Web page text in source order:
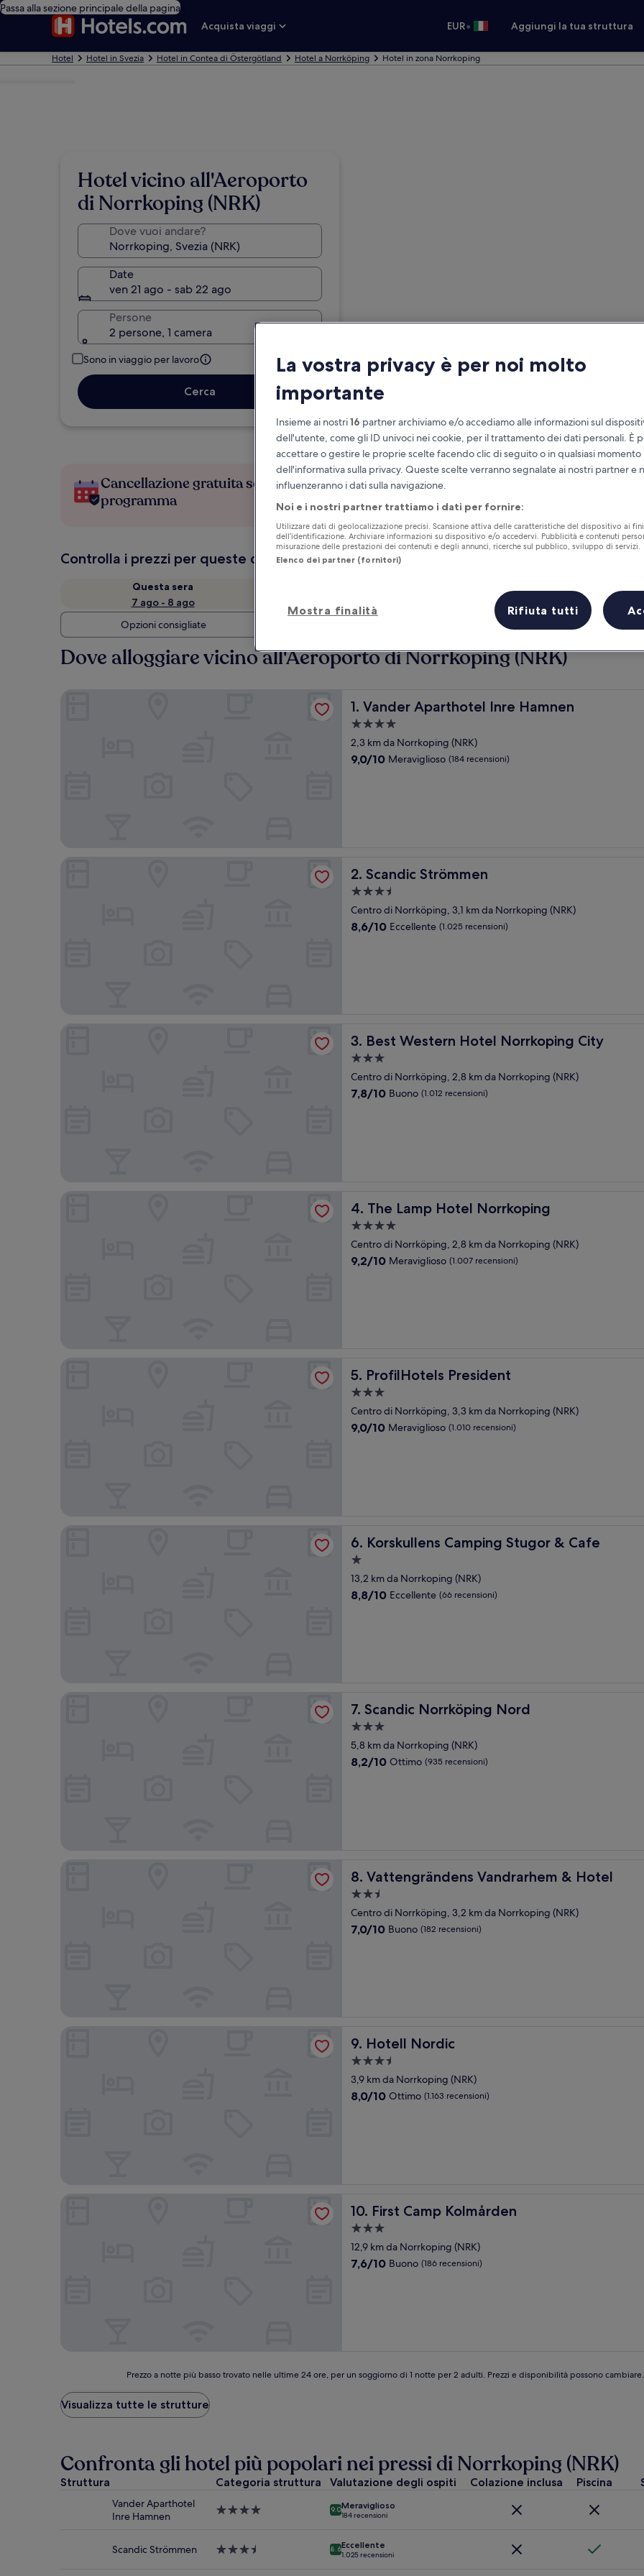
Passa alla sezione principale della pagina
Acquista viaggi
EUR• Aggiungi la tua struttura
Hotel Hotel in Svezia Hotel in Contea di Östergötland Hotel a Norrköping Hotel in zona Norrkoping
Hotel vicino all'Aeroporto
di Norrkoping (NRK)
Dove vuoi andare?
Date
ven 21 ago - sab 22 ago
Persone
2 persone, 1 camera
Sono in viaggio per lavoro
Cerca
Cancellazione gratuita se cambi
programma
Accumula vantaggi con ogni notte di
soggiorno
Controlla i prezzi per queste date
Questa sera
7 ago - 8 ago
7 ago - 9 ago
Opzioni consigliate
Distanza
Dove alloggiare vicino all'Aeroporto di Norrkoping (NRK)
1. Vander Aparthotel Inre Hamnen
Vander Aparthotel Inre Hamnen
Struttura
a
4.0
2,3 km da Norrkoping (NRK)
9.0
9,0/10 Meraviglioso (184 recensioni)
2. Scandic Strömmen
Scandic Strömmen
Struttura
a
3.5
stelle
Centro di Norrköping, 3,1 km da Norrkoping (NRK)
8.6
8,6/10 Eccellente (1.025 recensioni)
Scandic Strömmen
3. Best Western Hotel Norrkoping City
Best Western Hotel Norrkoping City
Struttura
a
3.0
Centro di Norrköping, 2,8 km da Norrkoping (NRK)
7.8
7,8/10 Buono (1.012 recensioni)
4. The Lamp Hotel Norrkoping
The Lamp Hotel Norrkoping
Struttura
a
4.0
stelle
Centro di Norrköping, 2,8 km da Norrkoping (NRK)
9.2
9,2/10 Meraviglioso (1.007 recensioni)
The Lamp Hotel Norrkoping
5. ProfilHotels President
ProfilHotels President
Struttura
a
3.0
Centro di Norrköping, 3,3 km da Norrkoping (NRK)
9.0
9,0/10 Meraviglioso (1.010 recensioni)
6. Korskullens Camping Stugor & Cafe
Korskullens Camping Stugor & Cafe
Struttura
a
1.0
stella
13,2 km da Norrkoping (NRK)
8.8
8,8/10 Eccellente (66 recensioni)
Korskullens Camping Stugor & Cafe
7. Scandic Norrköping Nord
Scandic Norrköping Nord
Struttura
a
3.0
5,8 km da Norrkoping (NRK)
8.2
8,2/10 Ottimo (935 recensioni)
8. Vattengrändens Vandrarhem & Hotel
Vattengrändens Vandrarhem & Hotel
Struttura
a
2.5
stelle
Centro di Norrköping, 3,2 km da Norrkoping (NRK)
7.0
7,0/10 Buono (182 recensioni)
Vattengrändens Vandrarhem & Hotel
9. Hotell Nordic
Hotell Nordic
Struttura
a
3.5
3,9 km da Norrkoping (NRK)
8.0
8,0/10 Ottimo (1.163 recensioni)
10. First Camp Kolmården
First Camp Kolmården
Struttura
a
3.0
stelle
12,9 km da Norrkoping (NRK)
7.6
7,6/10 Buono (186 recensioni)
First Camp Kolmården
notte
più
ultime
24
Prezzo a notte più basso trovato nelle ultime 24 ore, per un soggiorno di 1 notte per 2 adulti. Prezzi e disponibilità possono
Visualizza tutte le strutture
Confronta gli hotel più popolari nei pressi di Norrkoping (NRK)
Struttura Categoria struttura Valutazione degli ospiti Colazione inclusa Piscina
Vander Aparthotel
Inre Hamnen
Struttura
stelle
9.0Meraviglioso
184 recensioni
Scandic Strömmen
Struttura
8.6Eccellente
1.025 recensioni
La vostra privacy è per noi molto
importante
Insieme ai nostri16 partner archiviamo e/o accediamo alle informazioni sul
dell'utente, come gli ID univoci nei cookie, per il trattamento dei dati personali. È
accettare o gestire le proprie scelte facendo clic di seguito o in qualsiasi momento
dell'informativa sulla privacy. Queste scelte verranno segnalate ai nostri partner e
influenzeranno i dati sulla navigazione.
Noi e i nostri partner trattiamo i dati per fornire:
Utilizzare dati di geolocalizzazione precisi. Scansione attiva delle caratteristiche del dispositivo ai fini
dell’identificazione. Archiviare informazioni su dispositivo e/o accedervi. Pubblicità e contenuti
misurazione delle prestazioni dei contenuti e degli annunci, ricerche sul pubblico, sviluppo di servizi.
Elenco dei partner (fornitori)
Mostra finalità Rifiuta tutti